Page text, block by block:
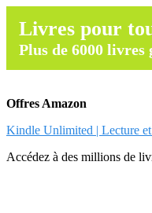
Livres pour
Plus de 6000
Offres Amazon
Kindle Unlimited | Lecture
Accédez à des millions de